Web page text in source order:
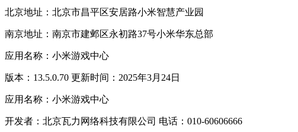
北京地址：北京市昌平区安居路小米智慧产业园
南京地址：南京市建邺区永初路37号小米华东总部
应用名称：小米游戏中心
版本：13.5.0.70 更新时间：2025年3月24日
应用名称：小米游戏中心
开发者：北京瓦力网络科技有限公司 电话：010-60606666